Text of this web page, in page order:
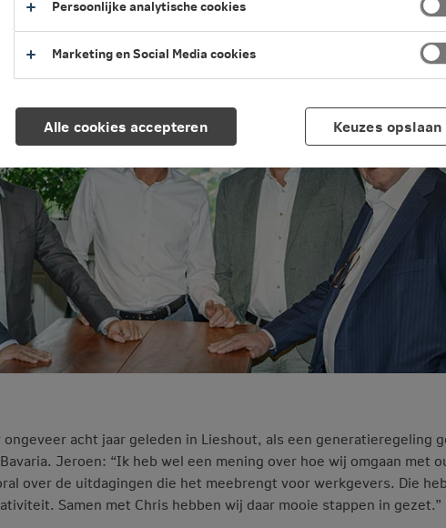
hoe je invulling geeft aan goed
elkaar versterkt.
acht jaar geleden in Lieshout, als een generatieregeling
Jeroen: “Ik heb wel een mening over hoe wij omgaan met
over de uitdagingen die het meebrengt voor werkgevers. Die
Samen met Chris hebben wij daar mooie stappen in gezet.”
Alle cookies accepteren
Persoonlijke analytische cookies
Marketing en Social Media cookies
Keuzes opslaan